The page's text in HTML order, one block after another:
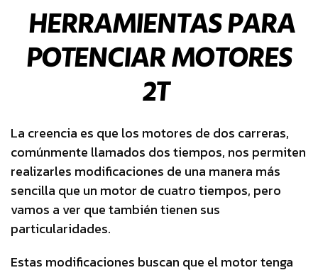
HERRAMIENTAS PARA
POTENCIAR MOTORES
2T
La creencia es que los motores de dos carreras,
comúnmente llamados dos tiempos, nos permiten
realizarles modificaciones de una manera más
sencilla que un motor de cuatro tiempos, pero
vamos a ver que también tienen sus
particularidades.
Estas modificaciones buscan que el motor tenga